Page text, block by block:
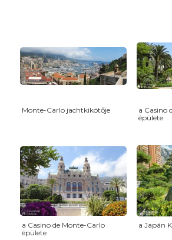
Monte-Carlo jachtkikötője
a Casino
épülete
a Casino de Monte-Carlo
épülete
a Japán